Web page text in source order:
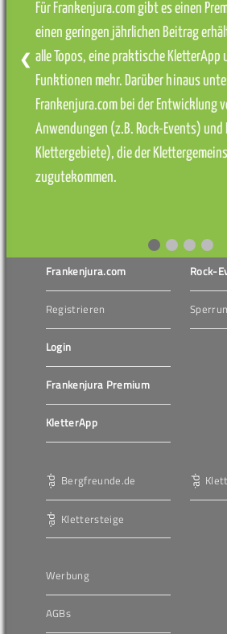
Für Frankenjura.com gibt es einen
einen geringen jährlichen Beitrag
alle Topos, eine praktische KletterApp
Funktionen mehr. Darüber hinaus
Frankenjura.com bei der Entwicklung
Anwendungen (z.B. Rock-Events) und
Klettergebiete), die der
zugutekommen.
❮
Frankenjura.com
Registrieren
Login
Frankenjura Premium
KletterApp
Rock-
Bergfreunde.de
Klettersteige
Werbung
AGBs